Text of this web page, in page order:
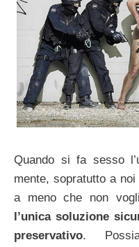
Quando si fa sesso
mente, sopratutto a
a meno che non
l’unica soluzione
preservativo.